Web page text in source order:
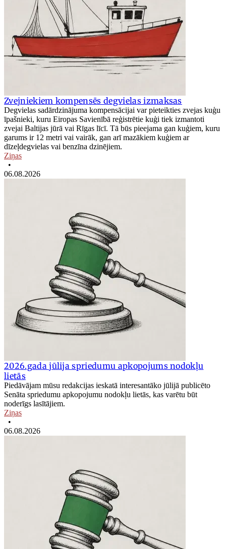
Zvejniekiem kompensēs degvielas izmaksas
Degvielas sadārdzinājuma kompensācijai var pieteikties zvejas kuģu
īpašnieki, kuru Eiropas Savienībā reģistrētie kuģi tiek izmantoti
zvejai Baltijas jūrā vai Rīgas līcī. Tā būs pieejama gan kuģiem, kuru
garums ir 12 metri vai vairāk, gan arī mazākiem kuģiem ar
dīzeļdegvielas vai benzīna dzinējiem.
Ziņas
•
06.08.2026
2026.gada jūlija spriedumu apkopojums nodokļu
lietās
Piedāvājam mūsu redakcijas ieskatā interesantāko jūlijā publicēto
Senāta spriedumu apkopojumu nodokļu lietās, kas varētu būt
noderīgs lasītājiem.
Ziņas
•
06.08.2026